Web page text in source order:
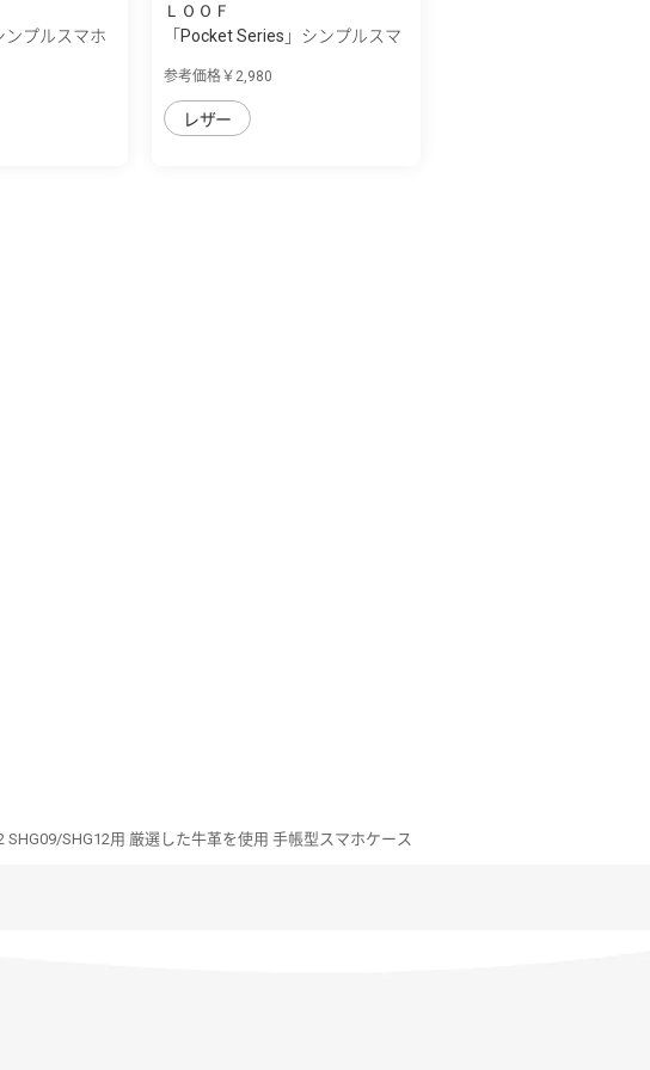
ンプルスマホ
ＬＯＯＦ
「Pocket Series」シンプルスマ
参考価格￥2,980
レザー
SHG12用 厳選した牛革を使用 手帳型スマホケース